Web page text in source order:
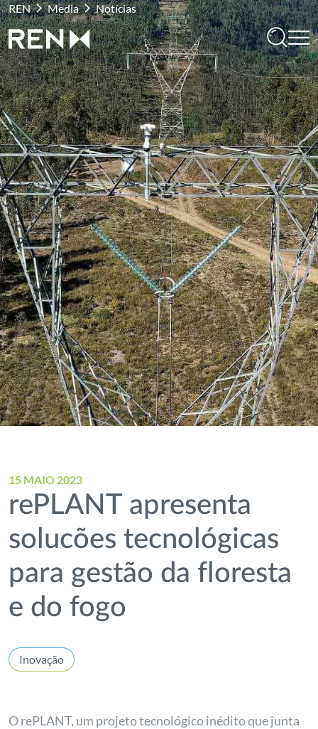
REN Media Notícias
15 MAIO 2023
rePLANT apresenta
solucões tecnológicas
para gestão da floresta
e do fogo
Inovação
O rePLANT, um projeto tecnológico inédito que junta